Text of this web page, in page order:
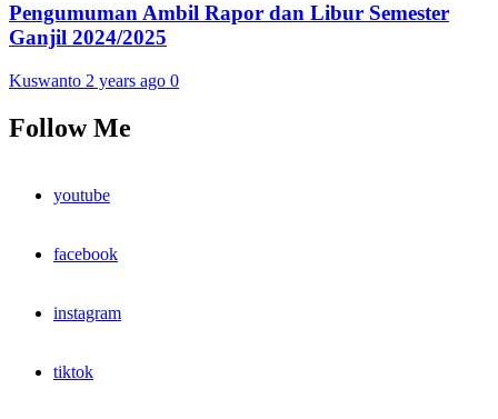
Pengumuman Ambil Rapor dan Libur Semester
Ganjil 2024/2025
Kuswanto 2 years ago 0
Follow Me
youtube
facebook
instagram
tiktok